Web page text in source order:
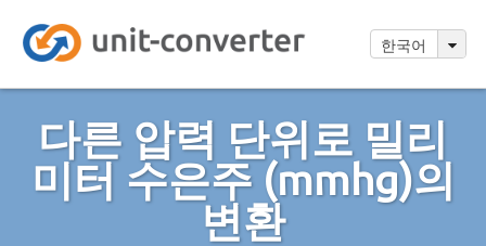
한국어
다른 압력 단위로 밀리
미터 수은주 (mmhg)의
변환